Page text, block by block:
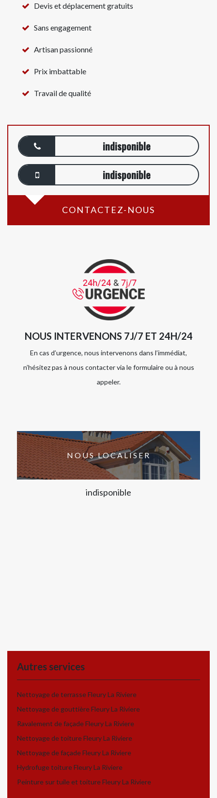
Devis et déplacement gratuits
Sans engagement
Artisan passionné
Prix imbattable
Travail de qualité
indisponible
indisponible
CONTACTEZ-NOUS
NOUS INTERVENONS 7J/7 ET 24H/24
En cas d’urgence, nous intervenons dans l’immédiat,
n’hésitez pas à nous contacter via le formulaire ou à nous
appeler.
NOUS LOCALISER
indisponible
Autres services
Nettoyage de terrasse Fleury La Riviere
Nettoyage de gouttière Fleury La Riviere
Ravalement de façade Fleury La Riviere
Nettoyage de toiture Fleury La Riviere
Nettoyage de façade Fleury La Riviere
Hydrofuge toiture Fleury La Riviere
Peinture sur tuile et toiture Fleury La Riviere